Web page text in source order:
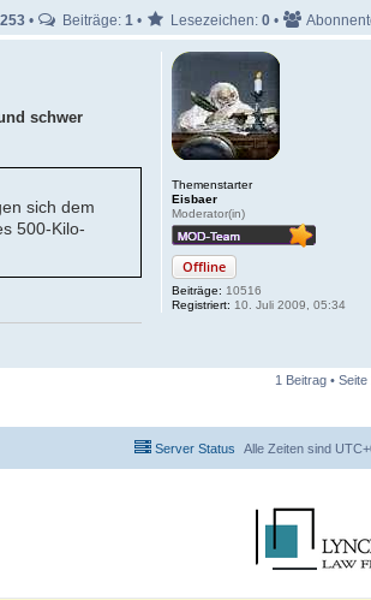
253 • Beiträge: 1 • Lesezeichen: 0 •
Themenstarter
Eisbaer
Moderator(in)
Offline
Beiträge: 10516
Registriert: 10. Juli 2009, 05:34
schwer
sich dem
500-Kilo-
1 Beitrag • Seite
Alle Zeiten sind
Server Status